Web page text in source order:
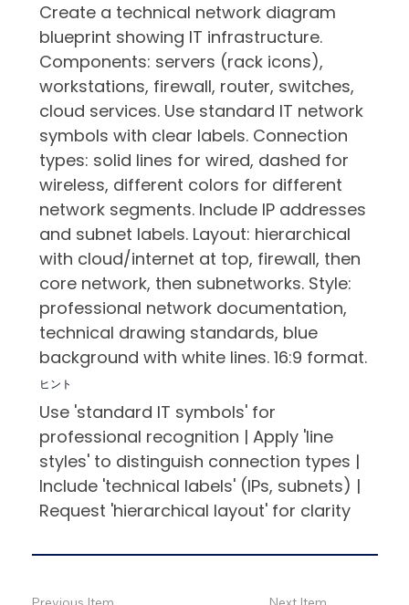
Create a technical network diagram
blueprint showing IT infrastructure.
Components: servers (rack icons),
workstations, firewall, router, switches,
cloud services. Use standard IT network
symbols with clear labels. Connection
types: solid lines for wired, dashed for
wireless, different colors for different
network segments. Include IP addresses
and subnet labels. Layout: hierarchical
with cloud/internet at top, firewall, then
core network, then subnetworks. Style:
professional network documentation,
technical drawing standards, blue
background with white lines. 16:9 format.
ヒント
Use 'standard IT symbols' for
professional recognition | Apply 'line
styles' to distinguish connection types |
Include 'technical labels' (IPs, subnets) |
Request 'hierarchical layout' for clarity